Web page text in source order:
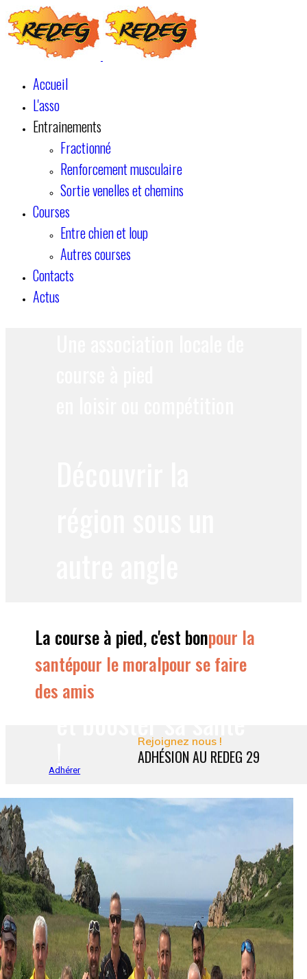
Accueil
L'asso
Entrainements
Fractionné
Renforcement musculaire
Sortie venelles et chemins
Courses
Entre chien et loup
Autres courses
Contacts
Actus
Courir à son
rythme
Une ambiance
cordiale, pendant et
après l'effort !
La course à pied, c'est bonpour la
santépour le moralpour se faire
des amis
Rejoignez nous !
ADHÉSION AU REDEG 29
Adhérer